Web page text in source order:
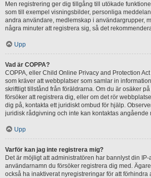
Men registrering ger dig tillgång till utökade
som till exempel visningsbilder, personliga
andra användare, medlemskap i användargrupper,
några minuter att registrera sig, så det
Upp
Vad är COPPA?
COPPA, eller Child Online Privacy and Protection
som kräver att webbplatser som samlar in
skriftligt tillstånd från föräldrarna. Om du är osäker
försöker att registrera dig, eller om det rör
dig på, kontakta ett juridiskt ombud för hjälp.
juridisk rådgivning och inte kan kontaktas angående
Upp
Varför kan jag inte registrera mig?
Det är möjligt att administratören har bannlyst din
användarnamn du försöker registrera dig med.
också ha inaktiverat nyregistreringar för att förhindra